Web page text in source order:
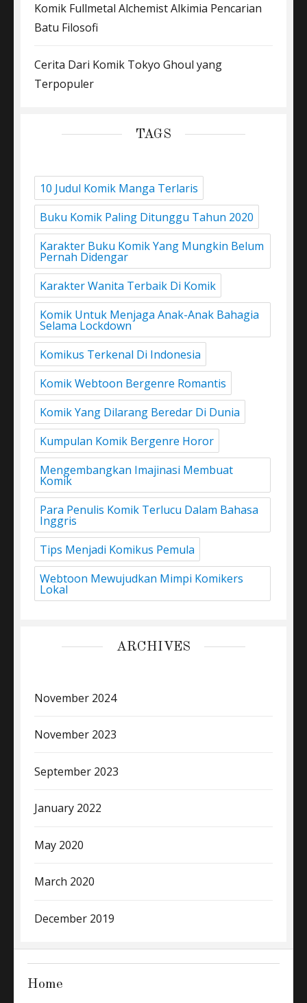
Komik Fullmetal Alchemist Alkimia Pencarian
Batu Filosofi
Cerita Dari Komik Tokyo Ghoul yang
Terpopuler
TAGS
10 Judul Komik Manga Terlaris
Buku Komik Paling Ditunggu Tahun 2020
Karakter Buku Komik Yang Mungkin Belum
Pernah Didengar
Karakter Wanita Terbaik Di Komik
Komik Untuk Menjaga Anak-Anak Bahagia
Selama Lockdown
Komikus Terkenal Di Indonesia
Komik Webtoon Bergenre Romantis
Komik Yang Dilarang Beredar Di Dunia
Kumpulan Komik Bergenre Horor
Mengembangkan Imajinasi Membuat
Komik
Para Penulis Komik Terlucu Dalam Bahasa
Inggris
Tips Menjadi Komikus Pemula
Webtoon Mewujudkan Mimpi Komikers
Lokal
ARCHIVES
November 2024
November 2023
September 2023
January 2022
May 2020
March 2020
December 2019
Home